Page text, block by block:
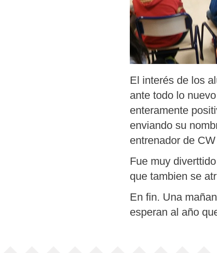
El interés de los
ante todo lo
enteramente
enviando su
entrenador de
Fue muy
que tambien se
En fin. Una
esperan al año